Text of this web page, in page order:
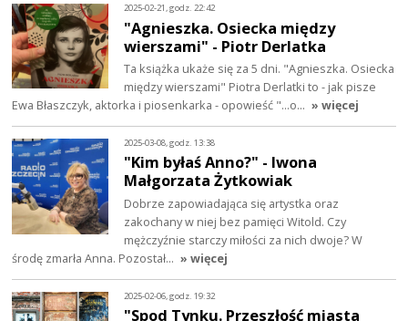
2025-02-21, godz. 22:42
"Agnieszka. Osiecka między
wierszami" - Piotr Derlatka
Ta książka ukaże się za 5 dni. "Agnieszka. Osiecka
między wierszami" Piotra Derlatki to - jak pisze
Ewa Błaszczyk, aktorka i piosenkarka - opowieść "...o… » więcej
2025-03-08, godz. 13:38
"Kim byłaś Anno?" - Iwona
Małgorzata Żytkowiak
Dobrze zapowiadająca się artystka oraz
zakochany w niej bez pamięci Witold. Czy
mężczyźnie starczy miłości za nich dwoje? W
środę zmarła Anna. Pozostał… » więcej
2025-02-06, godz. 19:32
"Spod Tynku. Przeszłość miasta